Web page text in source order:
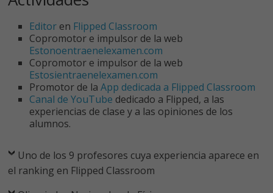
Editor en Flipped Classroom
Copromotor e impulsor de la web
Estonoentraenelexamen.com
Copromotor e impulsor de la web
Estosientraenelexamen.com
Promotor de laApp dedicada a Flipped Classroom
Canal de YouTube dedicado a Flipped, a las
experiencias de clase y a las opiniones de los
alumnos.
Uno de los 9 profesores cuya experiencia aparece en
el ranking en Flipped Classroom